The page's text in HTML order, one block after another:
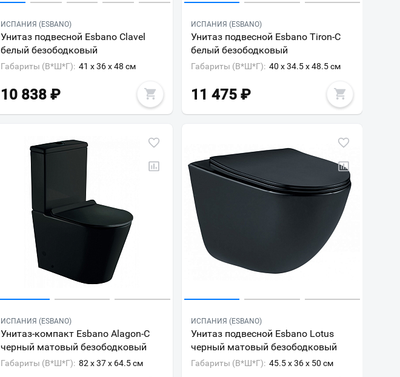
ИСПАНИЯ (ESBANO)
Унитаз подвесной Esbano Clavel
белый безободковый
Габариты (В*Ш*Г): 41 x 36 x 48 см
10 838 ₽
ИСПАНИЯ (ESBANO)
Унитаз подвесной Esbano Tiron-C
белый безободковый
Габариты (В*Ш*Г): 40 x 34.5 x 48.5 см
11 475 ₽
ИСПАНИЯ (ESBANO)
Унитаз-компакт Esbano Alagon-C
черный матовый безободковый
Габариты (В*Ш*Г): 82 x 37 x 64.5 см
ИСПАНИЯ (ESBANO)
Унитаз подвесной Esbano Lotus
черный матовый безободковый
Габариты (В*Ш*Г): 45.5 x 36 x 50 см